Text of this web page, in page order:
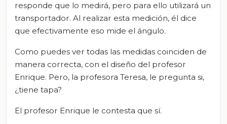
responde que lo medirá, pero para ello utilizará un
transportador. Al realizar esta medición, él dice
que efectivamente eso mide el ángulo.
Como puedes ver todas las medidas coinciden de
manera correcta, con el diseño del profesor
Enrique. Pero, la profesora Teresa, le pregunta si,
¿tiene tapa?
El profesor Enrique le contesta que sí.